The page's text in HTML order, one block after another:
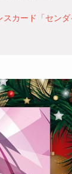
カード「セン